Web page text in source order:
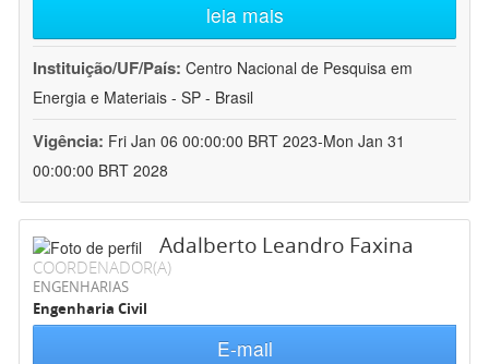
leia mais
Instituição/UF/País: Centro Nacional de Pesquisa em
Energia e Materiais - SP - Brasil
Vigência: Fri Jan 06 00:00:00 BRT 2023-Mon Jan 31
00:00:00 BRT 2028
Adalberto Leandro Faxina
COORDENADOR(A)
ENGENHARIAS
Engenharia Civil
E-mail